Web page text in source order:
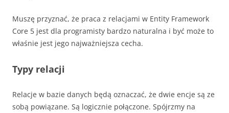
Muszę przyznać, że praca z relacjami w Entity Framework
Core 5 jest dla programisty bardzo naturalna i być może to
właśnie jest jego najważniejsza cecha.
Typy relacji
Relacje w bazie danych będą oznaczać, że dwie encje są ze
sobą powiązane. Są logicznie połączone. Spójrzmy na